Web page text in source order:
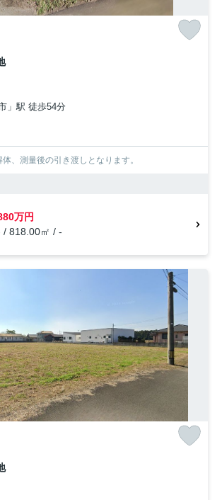
」駅 徒歩54分
、測量後の引き渡しとなります。
万円
/ 818.00㎡ / -